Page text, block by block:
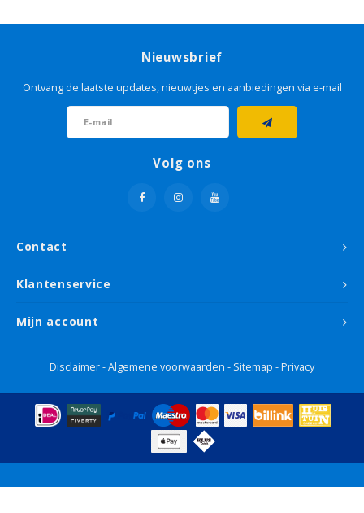
Contact
Nieuwsbrief
Ontvang de laatste updates, nieuwtjes en aanbiedingen via e-mail
Volg ons
Klantenservice
Mijn account
Disclaimer-Algemene voorwaarden - Sitemap -Privacy